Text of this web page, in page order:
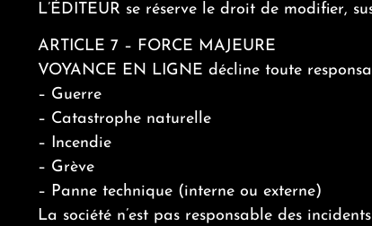
L’ÉDITEUR se réserve le droit de modifier,
ARTICLE 7 – FORCE MAJEURE
VOYANCE EN LIGNE décline toute
– Guerre
– Catastrophe naturelle
– Incendie
– Grève
– Panne technique (interne ou externe)
La société n’est pas responsable des